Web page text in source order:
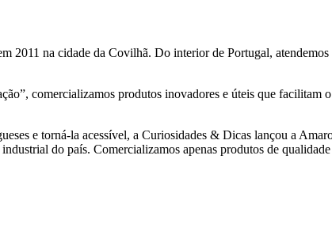
2011 na cidade da Covilhã. Do interior de Portugal,
comercializamos produtos inovadores e úteis que facilitam
e torná-la acessível, a Curiosidades & Dicas lançou a
do país. Comercializamos apenas produtos de